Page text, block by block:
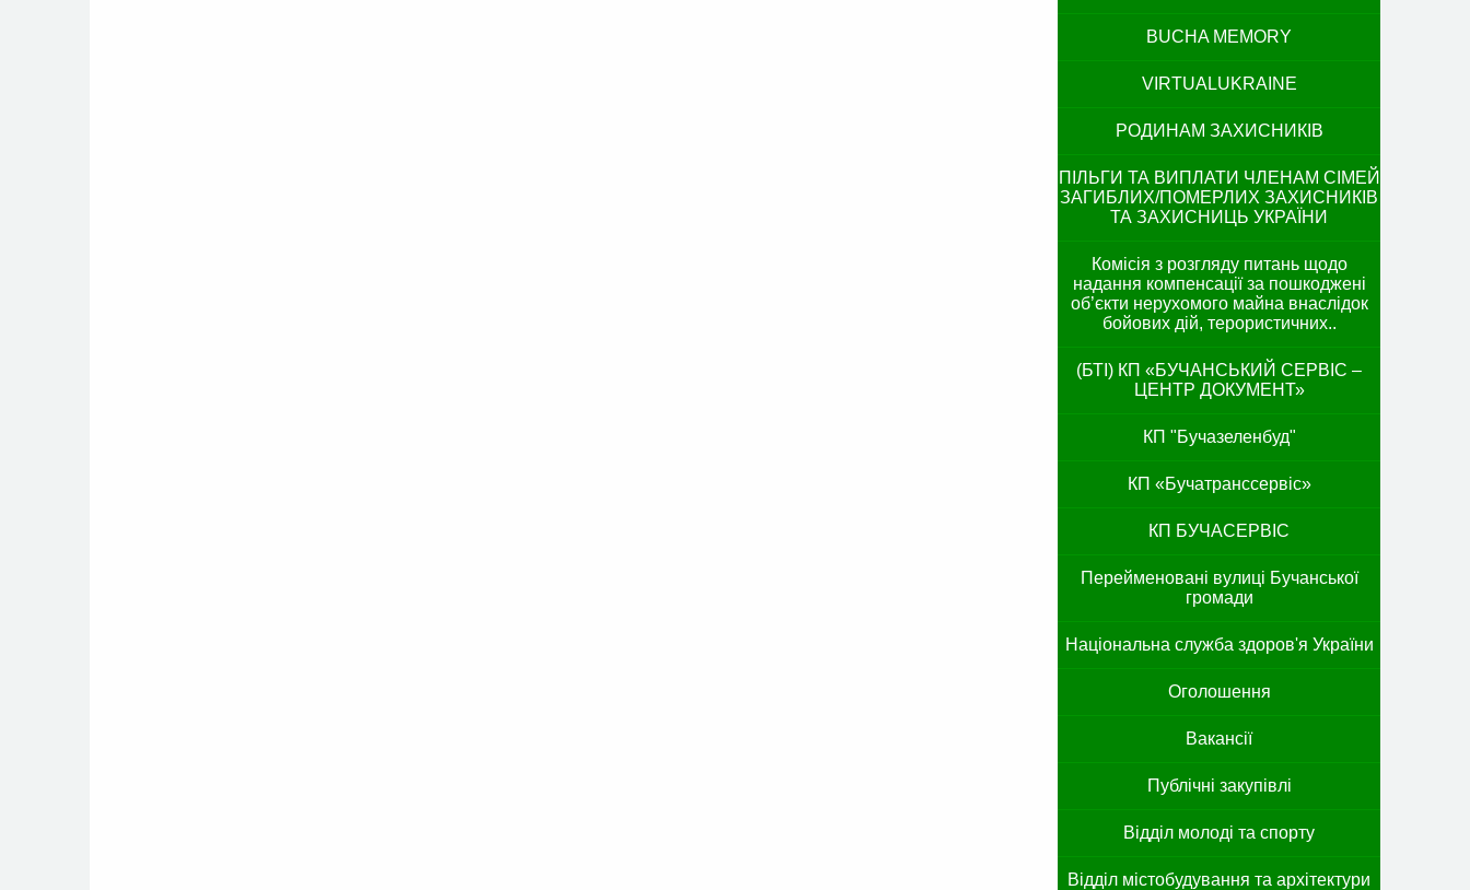
BUCHA MEMORY
VIRTUALUKRAINE
РОДИНАМ ЗАХИСНИКІВ
ПІЛЬГИ ТА ВИПЛАТИ ЧЛЕНАМ СІМЕЙ
ЗАГИБЛИХ/ПОМЕРЛИХ ЗАХИСНИКІВ
ТА ЗАХИСНИЦЬ УКРАЇНИ
Комісія з розгляду питань щодо
надання компенсації за пошкоджені
об’єкти нерухомого майна внаслідок
бойових дій, терористичних..
(БТІ) КП «БУЧАНСЬКИЙ СЕРВІС –
ЦЕНТР ДОКУМЕНТ»
КП "Бучазеленбуд"
КП «Бучатранссервіс»
КП БУЧАСЕРВІС
Перейменовані вулиці Бучанської
громади
Національна служба здоров'я України
Оголошення
Вакансії
Публічні закупівлі
Відділ молоді та спорту
Відділ містобудування та архітектури